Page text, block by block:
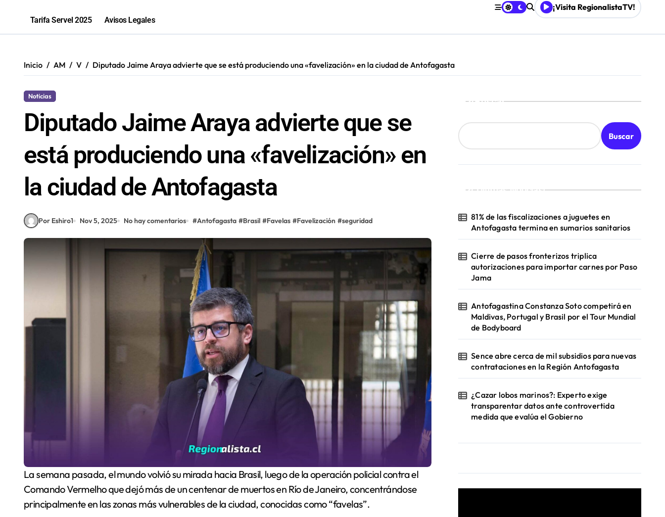
81% de las fiscalizaciones a juguetes en Antofagasta termina en sumarios sanitarios
Tarifa Servel 2025 Avisos Legales
¡Visita RegionalistaTV!
Inicio AM V Diputado Jaime Araya advierte que se está produciendo una «favelización» en la ciudad de Antofagasta
Noticias
Diputado Jaime Araya advierte que se
está produciendo una «favelización» en
la ciudad de Antofagasta
Por Eshiro1 Nov 5, 2025 No hay comentarios #Antofagasta #Brasil #Favelas #Favelización #seguridad
La semana pasada, el mundo volvió su mirada hacia Brasil, luego de la operación policial contra el
Comando Vermelho que dejó más de un centenar de muertos en Río de Janeiro, concentrándose
principalmente en las zonas más vulnerables de la ciudad, conocidas como “favelas”.
Buscar
Buscar
¡Ultimas Noticias!
81% de las fiscalizaciones a juguetes en
Antofagasta termina en sumarios sanitarios
Cierre de pasos fronterizos triplica
autorizaciones para importar carnes por Paso
Jama
Antofagastina Constanza Soto competirá en
Maldivas, Portugal y Brasil por el Tour Mundial
de Bodyboard
Sence abre cerca de mil subsidios para nuevas
contrataciones en la Región Antofagasta
¿Cazar lobos marinos?: Experto exige
transparentar datos ante controvertida
medida que evalúa el Gobierno